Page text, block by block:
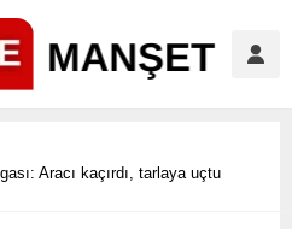
Aracı kaçırdı, tarlaya uçtu